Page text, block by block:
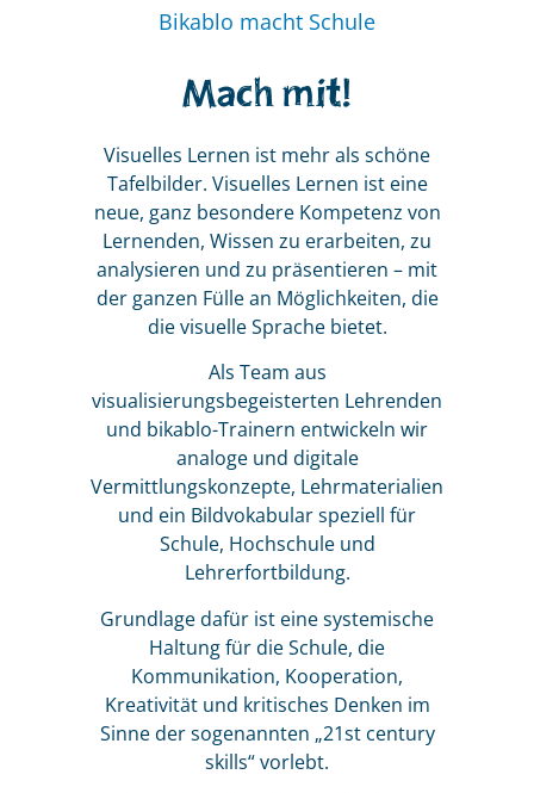
Bikablo macht Schule
Mach mit!
Visuelles Lernen ist mehr als schöne
Tafelbilder. Visuelles Lernen ist eine
neue, ganz besondere Kompetenz von
Lernenden, Wissen zu erarbeiten, zu
analysieren und zu präsentieren – mit
der ganzen Fülle an Möglichkeiten, die
die visuelle Sprache bietet.
Als Team aus
visualisierungsbegeisterten Lehrenden
und bikablo-Trainern entwickeln wir
analoge und digitale
Vermittlungskonzepte, Lehrmaterialien
und ein Bildvokabular speziell für
Schule, Hochschule und
Lehrerfortbildung.
Grundlage dafür ist eine systemische
Haltung für die Schule, die
Kommunikation, Kooperation,
Kreativität und kritisches Denken im
Sinne der sogenannten „21st century
skills“ vorlebt.